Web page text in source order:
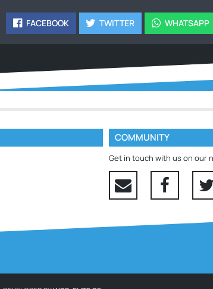
FACEBOOK TWITTER WHATSAPP
COMMUNITY
Get in touch with us on our